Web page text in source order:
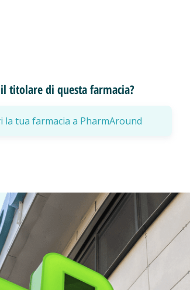
titolare di questa farmacia?
la tua farmacia a PharmAround